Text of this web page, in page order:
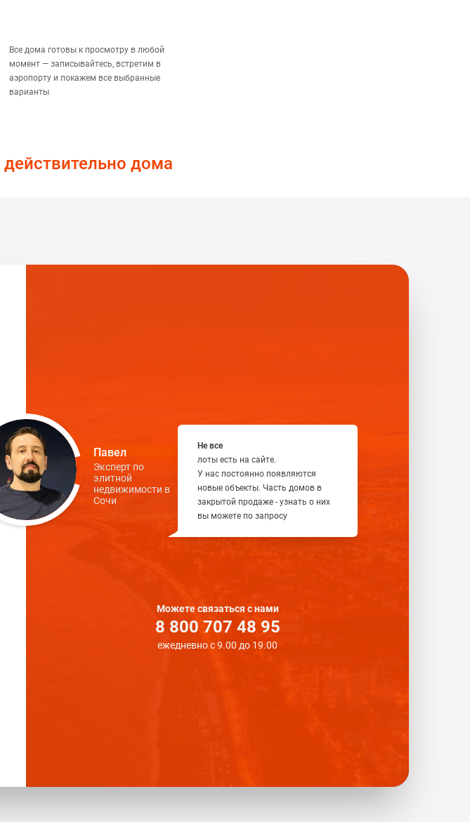
Все дома готовы к просмотру в любой
момент — записывайтесь, встретим в
аэропорту и покажем все выбранные
варианты
действительно дома
Можете связаться с нами
8 800 707 48 95
ежедневно с 9.00 до 19.00
Павел
Эксперт по
элитной
недвижимости в
Сочи
Не все
лоты есть на сайте.
У нас постоянно появляются
новые объекты. Часть домов в
закрытой продаже - узнать о них
вы можете по запросу